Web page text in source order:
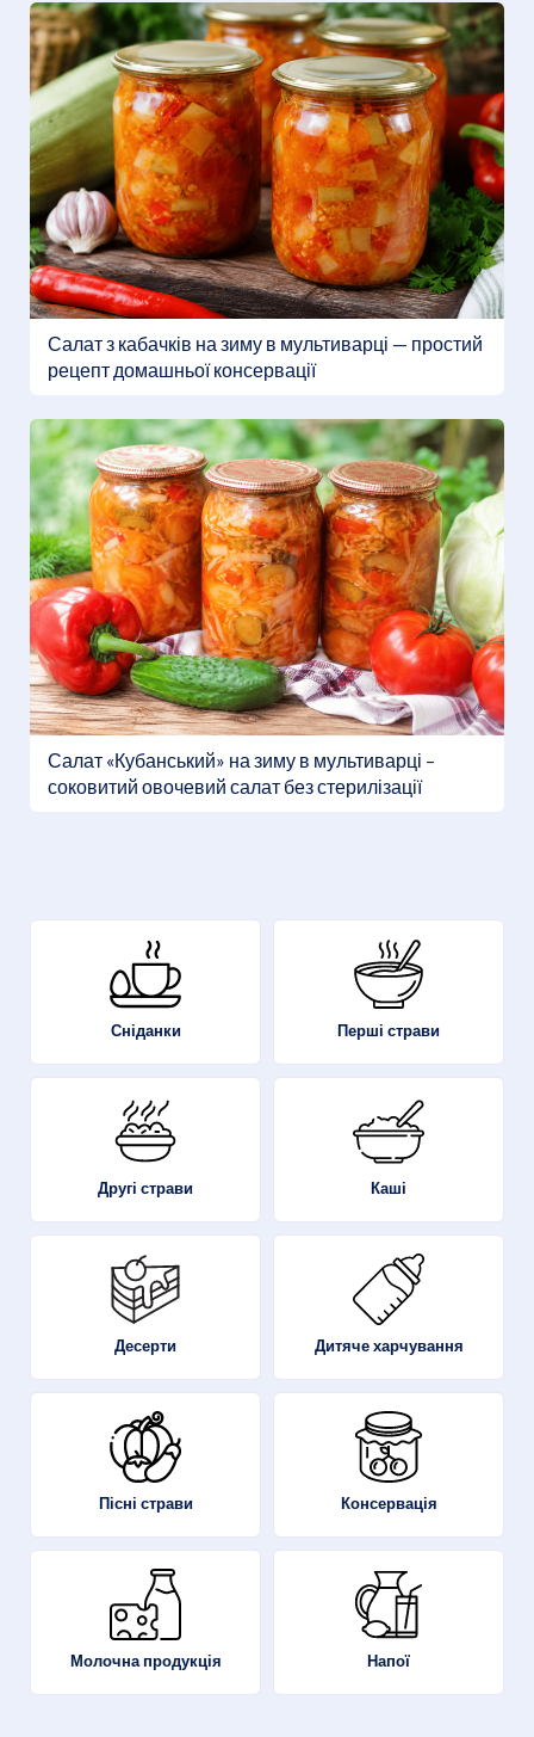
Салат з кабачків на зиму в мультиварці — простий
рецепт домашньої консервації
Салат «Кубанський» на зиму в мультиварці –
соковитий овочевий салат без стерилізації
Сніданки Перші страви
Другі страви Каші
Десерти Дитяче харчування
Пісні страви Консервація
Молочна продукція Напої